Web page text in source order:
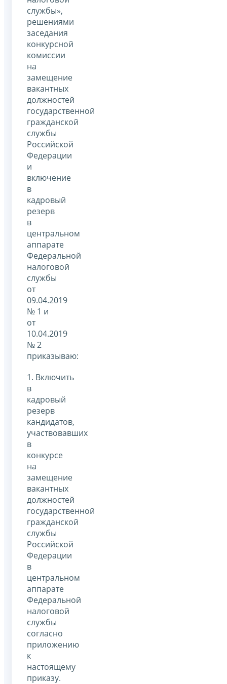
службы»,
решениями
заседания
конкурсной
комиссии
на
замещение
вакантных
должностей
государственной
гражданской
службы
Российской
Федерации
и
включение
в
кадровый
резерв
в
центральном
аппарате
Федеральной
налоговой
службы
от
09.04.2019
№ 1 и
от
10.04.2019
№ 2
приказываю:
1. Включить
в
кадровый
резерв
кандидатов,
участвовавших
в
конкурсе
на
замещение
вакантных
должностей
государственной
гражданской
службы
Российской
Федерации
в
центральном
аппарате
Федеральной
налоговой
службы
согласно
приложению
к
настоящему
приказу.